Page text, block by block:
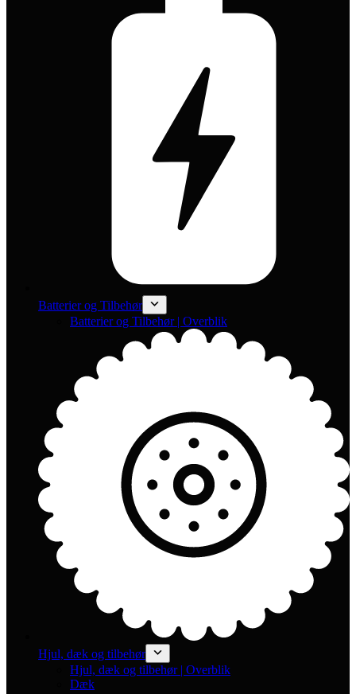
Batterier og Tilbehør
Batterier og Tilbehør | Overblik
Hjul, dæk og tilbehør
Hjul, dæk og tilbehør | Overblik
Dæk